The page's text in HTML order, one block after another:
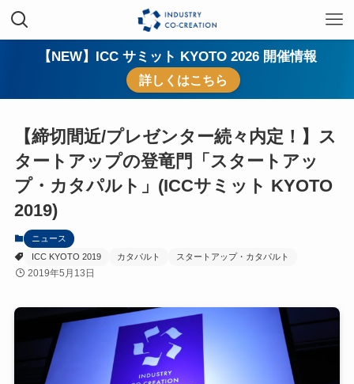
【NEW】ICC サミット KYOTO 2026 開催情報
詳しくはこちら
【締切間近/プレゼンター続々内定！】ス
タートアップの登竜門「スタートアッ
プ・カタパルト」(ICCサミット KYOTO
2019)
ニュース
ICC KYOTO 2019
カタパルト スタートアップ・カタパルト
2019年5月13日